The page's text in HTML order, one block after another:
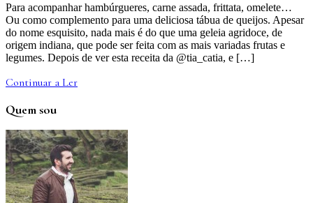
Para acompanhar hambúrgueres, carne assada, frittata, omelete…
Ou como complemento para uma deliciosa tábua de queijos. Apesar
do nome esquisito, nada mais é do que uma geleia agridoce, de
origem indiana, que pode ser feita com as mais variadas frutas e
legumes. Depois de ver esta receita da @tia_catia, e […]
Continuar a Ler
Quem sou